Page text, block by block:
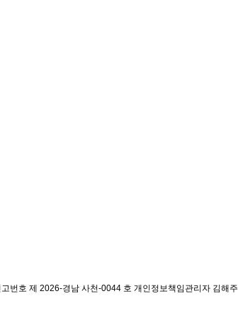
번호 제 2026-경남 사천-0044 호 개인정보책임관리자 김해주